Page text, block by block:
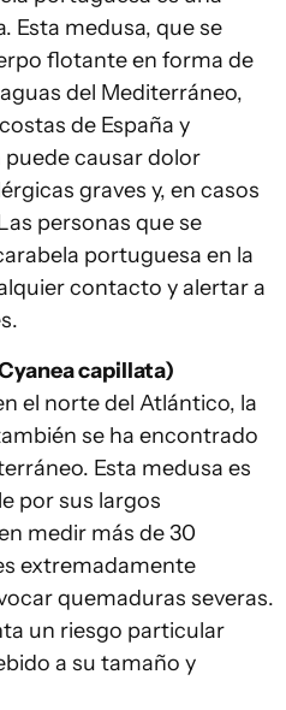
Esta medusa, que se
flotante en forma de
del Mediterráneo,
de España y
causar dolor
graves y, en casos
personas que se
portuguesa en la
contacto y alertar a
capillata)
el norte del Atlántico, la
se ha encontrado
Esta medusa es
por sus largos
medir más de 30
extremadamente
quemaduras severas.
un riesgo particular
a su tamaño y